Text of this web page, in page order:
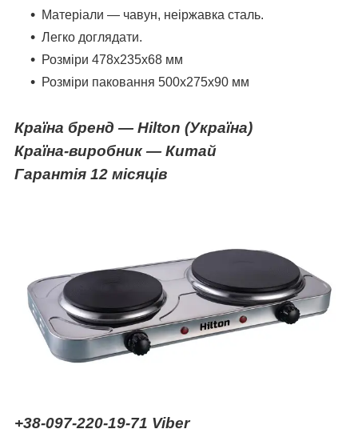
Матеріали — чавун, неіржавка сталь.
Легко доглядати.
Розміри 478х235х68 мм
Розміри паковання 500х275х90 мм
Країна бренд — Hilton (Україна)
Країна-виробник — Китай
Гарантія 12 місяців
+38-097-220-19-71 Viber